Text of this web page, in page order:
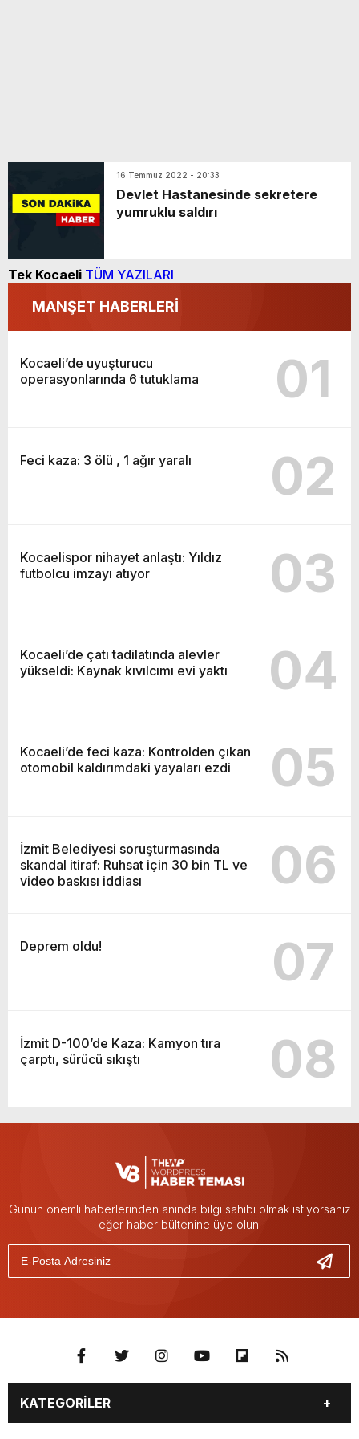
16 Temmuz 2022 - 20:33
Devlet Hastanesinde sekretere
yumruklu saldırı
Tek Kocaeli TÜM YAZILARI
MANŞET HABERLERİ
Kocaeli’de uyuşturucu
operasyonlarında 6 tutuklama
01
Feci kaza: 3 ölü , 1 ağır yaralı 02
Kocaelispor nihayet anlaştı: Yıldız
futbolcu imzayı atıyor
03
Kocaeli’de çatı tadilatında alevler
yükseldi: Kaynak kıvılcımı evi yaktı
04
Kocaeli’de feci kaza: Kontrolden çıkan
otomobil kaldırımdaki yayaları ezdi
05
İzmit Belediyesi soruşturmasında
skandal itiraf: Ruhsat için 30 bin TL ve
video baskısı iddiası
06
Deprem oldu! 07
İzmit D-100’de Kaza: Kamyon tıra
çarptı, sürücü sıkıştı
08
Günün önemli haberlerinden anında bilgi sahibi olmak istiyorsanız
eğer haber bültenine üye olun.
KATEGORİLER